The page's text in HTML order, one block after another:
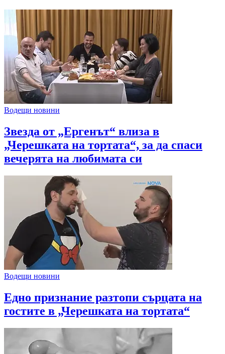
Водещи новини
Звезда от „Ергенът“ влиза в
„Черешката на тортата“, за да спаси
вечерята на любимата си
Водещи новини
Едно признание разтопи сърцата на
гостите в „Черешката на тортата“